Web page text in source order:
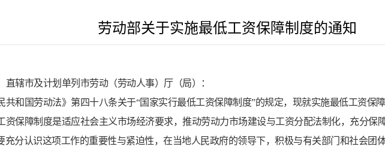
劳动部关于实施最低工资保障制度的通知
直辖市及计划单列市劳动（劳动人事）厅（局）：
共和国劳动法》第四十八条关于“国家实行最低工资保障制度”的规定，现就实施最低工资保
资保障制度是适应社会主义市场经济要求，推动劳动力市场建设与工资分配法制化，充分保
充分认识这项工作的重要性与紧迫性，在当地人民政府的领导下，积极与有关部门和社会团